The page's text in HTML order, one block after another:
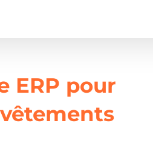
ERP pour